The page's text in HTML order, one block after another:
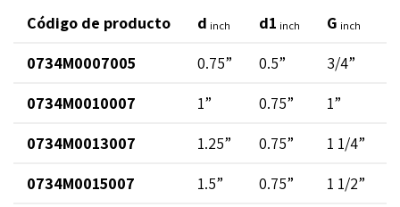
Código de producto d inch d1 inch G inch
0734M0007005
0.75” 0.5” 3/4”
0734M0010007
1” 0.75” 1”
0734M0013007
1.25” 0.75” 1 1/4”
0734M0015007
1.5” 0.75” 1 1/2”